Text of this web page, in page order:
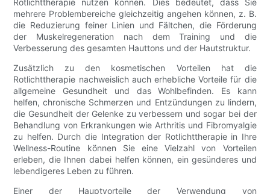
Rotlichttherapie nutzen können. Dies bedeutet, dass Sie
mehrere Problembereiche gleichzeitig angehen können, z. B.
die Reduzierung feiner Linien und Fältchen, die Förderung
der Muskelregeneration nach dem Training und die
Verbesserung des gesamten Hauttons und der Hautstruktur.
Zusätzlich zu den kosmetischen Vorteilen hat die
Rotlichttherapie nachweislich auch erhebliche Vorteile für die
allgemeine Gesundheit und das Wohlbefinden. Es kann
helfen, chronische Schmerzen und Entzündungen zu lindern,
die Gesundheit der Gelenke zu verbessern und sogar bei der
Behandlung von Erkrankungen wie Arthritis und Fibromyalgie
zu helfen. Durch die Integration der Rotlichttherapie in Ihre
Wellness-Routine können Sie eine Vielzahl von Vorteilen
erleben, die Ihnen dabei helfen können, ein gesünderes und
lebendigeres Leben zu führen.
Einer der Hauptvorteile der Verwendung von